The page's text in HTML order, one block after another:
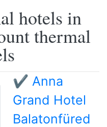
hotels in
thermal
✔️ Anna
Grand Hotel
Balatonfüred